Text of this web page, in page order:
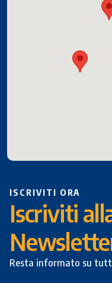
ISCRIVITI ORA
Iscriviti
Resta informato su